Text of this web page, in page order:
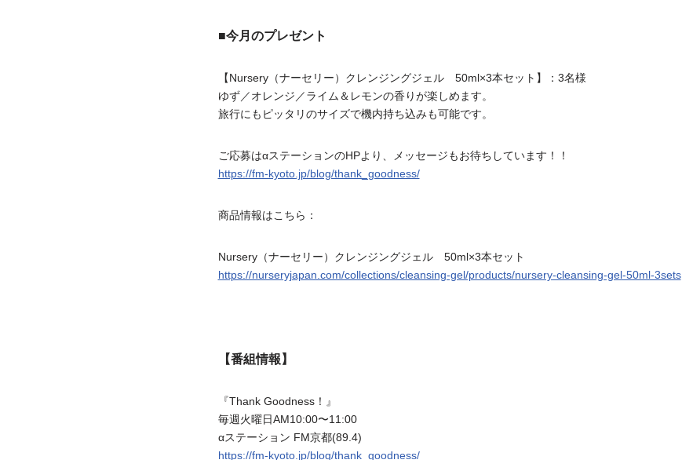
■今月のプレゼント
【Nursery（ナーセリー）クレンジングジェル 50ml×3本セット】：3名様
ゆず／オレンジ／ライム＆レモンの香りが楽しめます。
旅行にもピッタリのサイズで機内持ち込みも可能です。
ご応募はαステーションのHPより、メッセージもお待ちしています！！
https://fm-kyoto.jp/blog/thank_goodness/
商品情報はこちら：
Nursery（ナーセリー）クレンジングジェル 50ml×3本セット
https://nurseryjapan.com/collections/cleansing-gel/products/nursery-cleansing-gel-50ml-3sets
【番組情報】
『Thank Goodness！』
毎週火曜日AM10:00〜11:00
αステーション FM京都(89.4)
https://fm-kyoto.jp/blog/thank_goodness/